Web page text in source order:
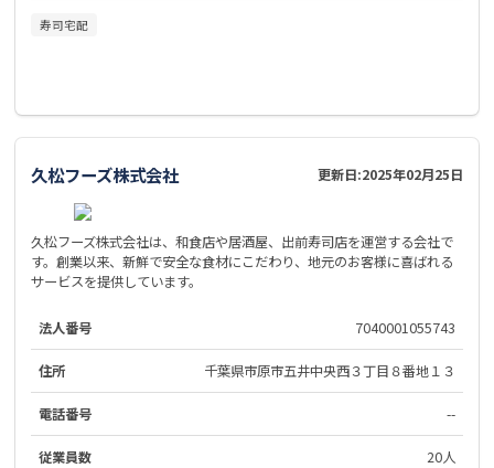
寿司宅配
久松フーズ株式会社 更新日:2025年02月25日
久松フーズ株式会社は、和食店や居酒屋、出前寿司店を運営する会社で
す。創業以来、新鮮で安全な食材にこだわり、地元のお客様に喜ばれる
サービスを提供しています。
法人番号 7040001055743
住所 千葉県市原市五井中央西３丁目８番地１３
電話番号 --
従業員数 20人